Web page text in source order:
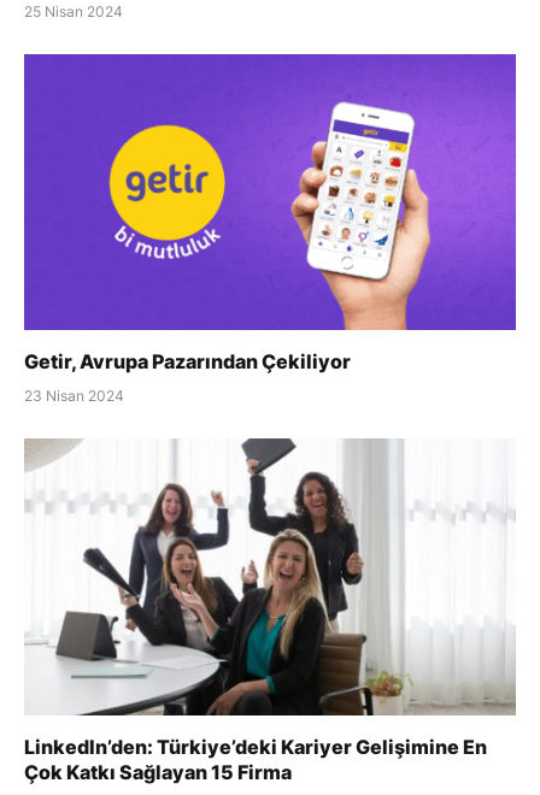
25 Nisan 2024
Getir, Avrupa Pazarından Çekiliyor
23 Nisan 2024
LinkedIn’den: Türkiye’deki Kariyer Gelişimine En
Çok Katkı Sağlayan 15 Firma